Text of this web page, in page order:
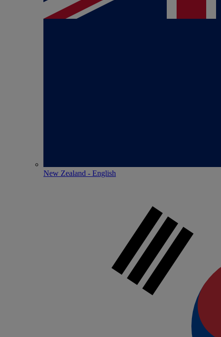
New Zealand - English